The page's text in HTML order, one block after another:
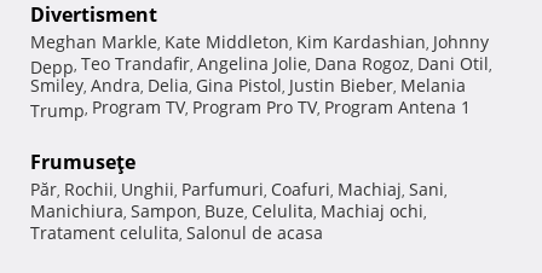
Divertisment
Meghan Markle, Kate Middleton, Kim Kardashian, Johnny
Depp, Teo Trandafir, Angelina Jolie, Dana Rogoz, Dani Otil,
Smiley, Andra, Delia, Gina Pistol, Justin Bieber, Melania
Trump, Program TV, Program Pro TV, Program Antena 1
Frumuseţe
Păr, Rochii, Unghii, Parfumuri, Coafuri, Machiaj, Sani,
Manichiura, Sampon, Buze, Celulita, Machiaj ochi,
Tratament celulita, Salonul de acasa